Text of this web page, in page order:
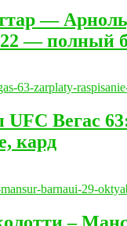
—
— полный
UFC Вегас
кард